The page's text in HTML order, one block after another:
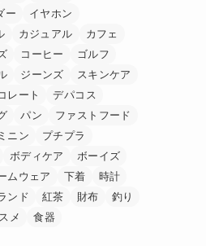
ー
イヤホン
カジュアル
カフェ
コーヒー
ゴルフ
ジーンズ
スキンケア
レート
デパコス
パン
ファストフード
ニン
プチプラ
ボディケア
ボーイズ
ムウェア 下着
時計
ンド 紅茶 財布
釣り
メ 食器